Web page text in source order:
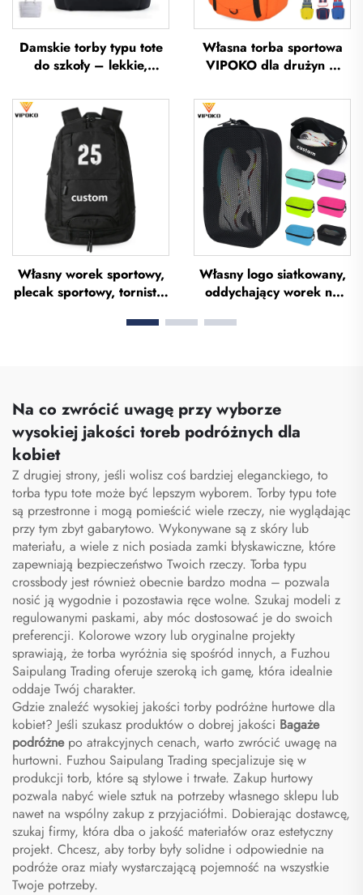
Damskie torby typu tote
do szkoły – lekkie,
wycieczki i wypoczynek
na otwartym powietrzu,
miękkie torebki ręczne do
biura, wodoodporne
torby typu tote z poliestru
Własna torba sportowa
VIPOKO dla drużyn –
koszykówki z logo,
codzienna torba sportowa
do koszykówki, podróżna
torba do koszykówki
Własny worek sportowy,
plecak sportowy, tornistry
podróżnicze, plecaki
tenisowy, plecak do
koszykówki
Własny logo siatkowany,
oddychający worek na
na buty do sublimacji,
na buty dla mężczyzn
Na co zwrócić uwagę przy wyborze
wysokiej jakości toreb podróżnych dla
kobiet
Z drugiej strony, jeśli wolisz coś bardziej eleganckiego, to
torba typu tote może być lepszym wyborem. Torby typu tote
są przestronne i mogą pomieścić wiele rzeczy, nie wyglądając
przy tym zbyt gabarytowo. Wykonywane są z skóry lub
materiału, a wiele z nich posiada zamki błyskawiczne, które
zapewniają bezpieczeństwo Twoich rzeczy. Torba typu
crossbody jest również obecnie bardzo modna – pozwala
nosić ją wygodnie i pozostawia ręce wolne. Szukaj modeli z
regulowanymi paskami, aby móc dostosować je do swoich
preferencji. Kolorowe wzory lub oryginalne projekty
sprawiają, że torba wyróżnia się spośród innych, a Fuzhou
Saipulang Trading oferuje szeroką ich gamę, która idealnie
oddaje Twój charakter.
Gdzie znaleźć wysokiej jakości torby podróżne hurtowe dla
kobiet? Jeśli szukasz produktów o dobrej jakości Bagaże
podróżne po atrakcyjnych cenach, warto zwrócić uwagę na
hurtowni. Fuzhou Saipulang Trading specjalizuje się w
produkcji torb, które są stylowe i trwałe. Zakup hurtowy
pozwala nabyć wiele sztuk na potrzeby własnego sklepu lub
nawet na wspólny zakup z przyjaciółmi. Dobierając dostawcę,
szukaj firmy, która dba o jakość materiałów oraz estetyczny
projekt. Chcesz, aby torby były solidne i odpowiednie na
podróże oraz miały wystarczającą pojemność na wszystkie
Twoje potrzeby.